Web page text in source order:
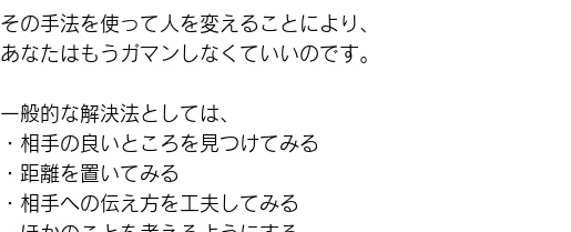
その手法を使って人を変えることにより、
あなたはもうガマンしなくていいのです。
一般的な解決法としては、
・相手の良いところを見つけてみる
・距離を置いてみる
・相手への伝え方を工夫してみる